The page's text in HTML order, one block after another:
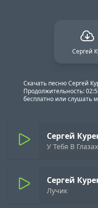
Сергей
Скачать песню Сергей
Продолжительность:
бесплатно или слушать
Сергей
У Тебя В Глазах
Сергей
Лучик